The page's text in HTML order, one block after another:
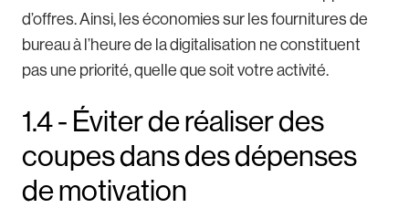
d’offres. Ainsi, les économies sur les fournitures de
bureau à l’heure de la digitalisation ne constituent
pas une priorité, quelle que soit votre activité.
1.4 - Éviter de réaliser des
coupes dans des dépenses
de motivation